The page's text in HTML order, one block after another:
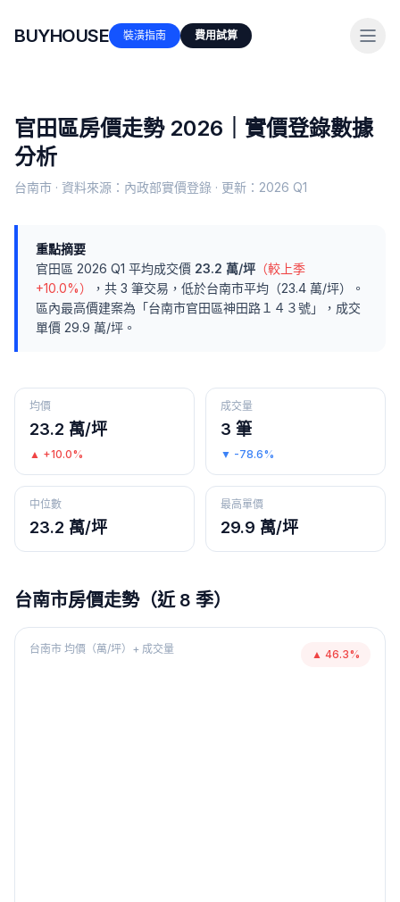
BUYHOUSE 裝潢指南 費用試算
官田區房價走勢 2026｜實價登錄數據
分析
台南市 · 資料來源：內政部實價登錄 · 更新： 2026 Q1
重點摘要
官田區 2026 Q1 平均成交價 23.2 萬/坪 （較上季
+10.0%） ，共 3 筆交易 ， 低於台南市平均（23.4 萬/坪）
。
區內最高價建案為「台南市官田區神田路１４３號」，成交
單價 29.9 萬/坪。
均價
23.2 萬/坪
▲ +10.0%
成交量
3 筆
▼ -78.6%
中位數
23.2 萬/坪
最高單價
29.9 萬/坪
台南市房價走勢（近 8 季）
台南市 均價（萬/坪）+ 成交量 ▲ 46.3%